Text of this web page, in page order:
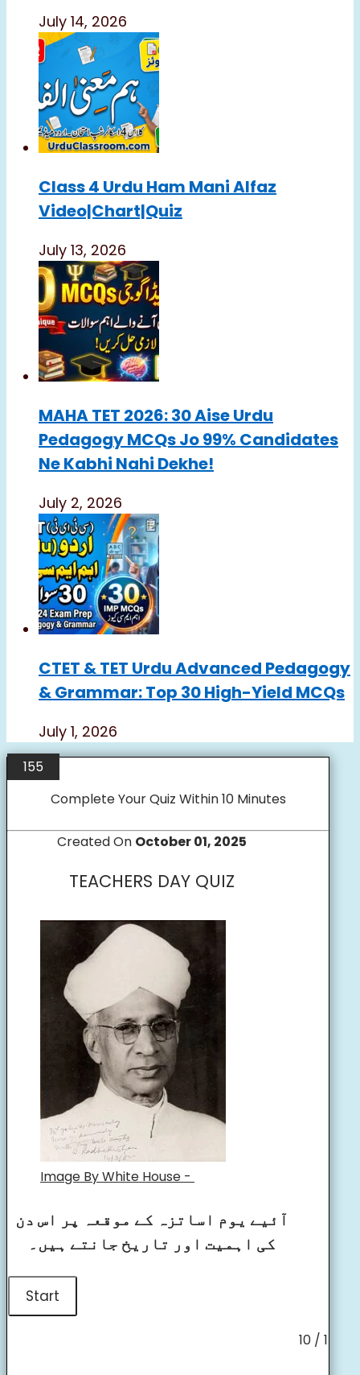
July 14, 2026
Class 4 Urdu Ham Mani Alfaz
Video|chart|quiz
July 13, 2026
MAHA TET 2026: 30 Aise Urdu
Pedagogy MCQs Jo 99% Candidates
Ne Kabhi Nahi Dekhe!
July 2, 2026
CTET & TET Urdu Advanced Pedagogy
& Grammar: Top 30 High-Yield MCQs
July 1, 2026
155
Complete Your Quiz Within 10 Minutes
Created On October 01, 2025
TEACHERS DAY QUIZ
Image By White House -
آئیے یوم اساتزہ کے موقعہ پر اس دن
کی اہمیت اور تاریخ جانتے ہیں۔
1 / 10